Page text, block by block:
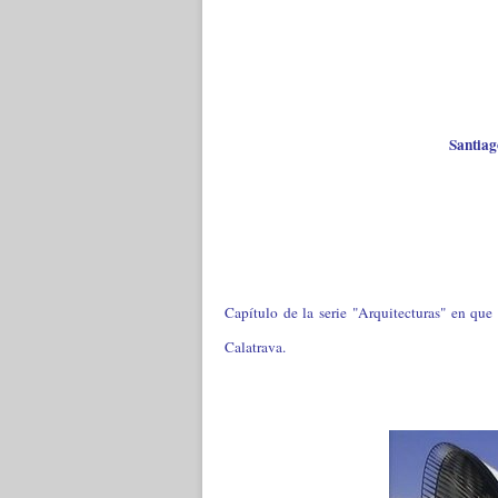
Capítulo de la serie "Arquitecturas" en
Calatrava.